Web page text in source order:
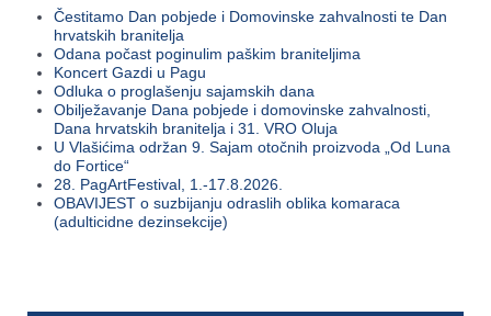
Čestitamo Dan pobjede i Domovinske zahvalnosti te Dan
hrvatskih branitelja
Odana počast poginulim paškim braniteljima
Koncert Gazdi u Pagu
Odluka o proglašenju sajamskih dana
Obilježavanje Dana pobjede i domovinske zahvalnosti,
Dana hrvatskih branitelja i 31. VRO Oluja
U Vlašićima održan 9. Sajam otočnih proizvoda „Od Luna
do Fortice“
28. PagArtFestival, 1.-17.8.2026.
OBAVIJEST o suzbijanju odraslih oblika komaraca
(adulticidne dezinsekcije)